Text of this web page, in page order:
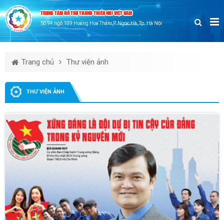
TRUNG TÂM HỖ TRỢ THANH THIẾU NHI VIỆT NAM
Số 94 ngõ 189 Hoàng Hoa Thám,P. Ngọc Hà, Tp. Hà Nội
Trang chủ Thư viện ảnh
THƯ VIỆN ẢNH